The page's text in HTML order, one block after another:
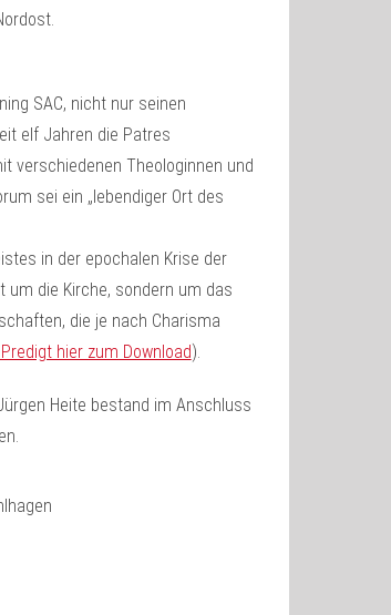
SAC, nicht nur seinen
elf Jahren die Patres
verschiedenen Theologinnen und
sei ein „lebendiger Ort des
in der epochalen Krise der
um die Kirche, sondern um das
die je nach Charisma
hier zum Download).
Heite bestand im Anschluss